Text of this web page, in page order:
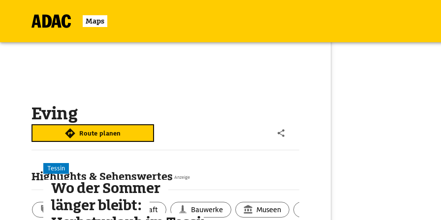
Maps
Eving
Route planen
Highlights & Sehenswertes
Aktivitäten Landschaft Bauwerke Museen
Anzeige
Tessin
Wo der Sommer
länger bleibt: